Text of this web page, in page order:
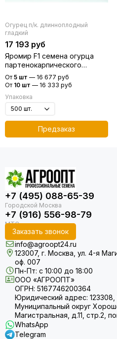
Огурец п/к. длинноплодный
гладкий
17 193 руб
Яромир F1 семена огурца
партенокарпического
(Гавриш)
От 5 шт — 16 677 руб
От 10 шт — 16 333 руб
Упаковка
Предзаказ
+7 (495) 088-65-39
+7 (916) 556-98-79
Заказать звонок
info@agroopt24.ru
123007, г. Москва, ул. 4-я
оф. 007
Пн-Пт: с 10:00 до 18:00
ООО «АГРООПТ»
ОГРН: 5167746200364
Юридический адрес: 123308,
Муниципальный округ
Магистральная, д.11, стр.2,
WhatsApp
Telegram